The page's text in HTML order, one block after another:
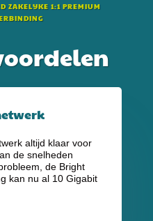
ZAKELIJKE 1:1 PREMIUM
altijd klaar voor
de snelheden
de Bright
kan nu al 10 Gigabit